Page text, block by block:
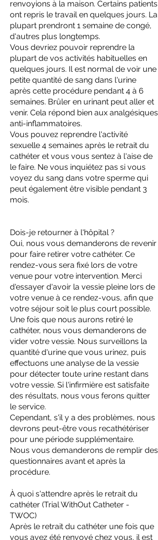
renvoyions à la maison. Certains patients
ont repris le travail en quelques jours. La
plupart prendront 1 semaine de congé,
d'autres plus longtemps.
Vous devriez pouvoir reprendre la
plupart de vos activités habituelles en
quelques jours. Il est normal de voir une
petite quantité de sang dans l'urine
après cette procédure pendant 4 à 6
semaines. Brûler en urinant peut aller et
venir. Cela répond bien aux analgésiques
anti-inflammatoires.
Vous pouvez reprendre l'activité
sexuelle 4 semaines après le retrait du
cathéter et vous vous sentez à l'aise de
le faire. Ne vous inquiétez pas si vous
voyez du sang dans votre sperme qui
peut également être visible pendant 3
mois.
Dois-je retourner à l'hôpital ?
Oui, nous vous demanderons de revenir
pour faire retirer votre cathéter. Ce
rendez-vous sera fixé lors de votre
venue pour votre intervention. Merci
d'essayer d'avoir la vessie pleine lors de
votre venue à ce rendez-vous, afin que
votre séjour soit le plus court possible.
Une fois que nous aurons retiré le
cathéter, nous vous demanderons de
vider votre vessie. Nous surveillons la
quantité d'urine que vous urinez, puis
effectuons une analyse de la vessie
pour détecter toute urine restant dans
votre vessie. Si l'infirmière est satisfaite
des résultats, nous vous ferons quitter
le service.
Cependant, s'il y a des problèmes, nous
devrons peut-être vous recathétériser
pour une période supplémentaire.
Nous vous demanderons de remplir des
questionnaires avant et après la
procédure.
À quoi s'attendre après le retrait du
cathéter (Trial WithOut Catheter -
TWOC)
Après le retrait du cathéter une fois que
vous avez été renvoyé chez vous, il est